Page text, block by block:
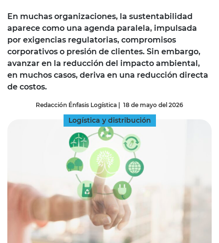
En muchas organizaciones, la sustentabilidad
aparece como una agenda paralela, impulsada
por exigencias regulatorias, compromisos
corporativos o presión de clientes. Sin embargo,
avanzar en la reducción del impacto ambiental,
en muchos casos, deriva en una reducción directa
de costos.
Redacción Énfasis Logística | 18 de mayo del 2026
Logística y distribución